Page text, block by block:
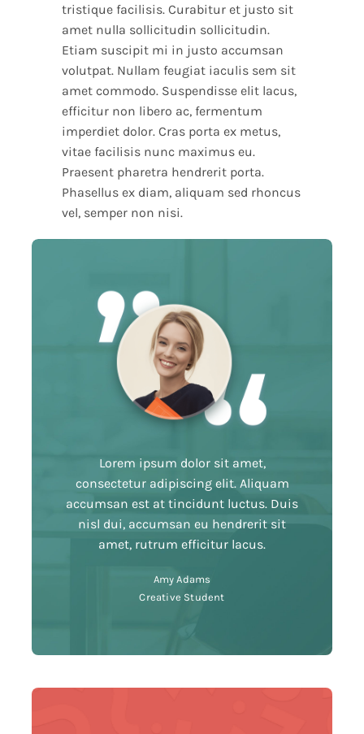
tristique facilisis. Curabitur et justo sit
amet nulla sollicitudin sollicitudin.
Etiam suscipit mi in justo accumsan
volutpat. Nullam feugiat iaculis sem sit
amet commodo. Suspendisse elit lacus,
efficitur non libero ac, fermentum
imperdiet dolor. Cras porta ex metus,
vitae facilisis nunc maximus eu.
Praesent pharetra hendrerit porta.
Phasellus ex diam, aliquam sed rhoncus
vel, semper non nisi.
Lorem ipsum dolor sit amet,
consectetur adipiscing elit. Aliquam
accumsan est at tincidunt luctus. Duis
nisl dui, accumsan eu hendrerit sit
amet, rutrum efficitur lacus.
Amy Adams
Creative Student